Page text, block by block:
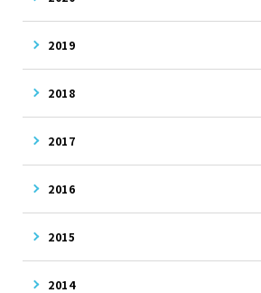
2019
2018
2017
2016
2015
2014